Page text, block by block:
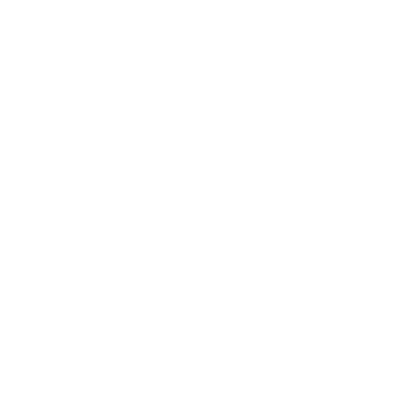
en métal ou en bois pour un look contemporain. Le marbre
se caractérisent par des formes géométriques, des
intérieur.
Le marbre est souvent associé à des pieds en bois clair